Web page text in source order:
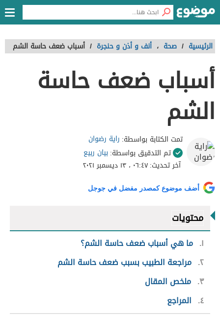
الرئيسية / صحة ، أنف و أذن و حنجرة / أسباب ضعف حاسة الشم
أسباب ضعف حاسة
الشم
تمت الكتابة بواسطة: راية رضوان
تم التدقيق بواسطة: بيان ربيع
آخر تحديث:٠٦:٤٧ ، ١٣ ديسمبر ٢٠٢١
أضف موضوع كمصدر مفضل في جوجل
محتويات
١ ما هي أسباب ضعف حاسة الشم؟
٢ مراجعة الطبيب بسبب ضعف حاسة الشم
٣ ملخص المقال
٤
المراجع